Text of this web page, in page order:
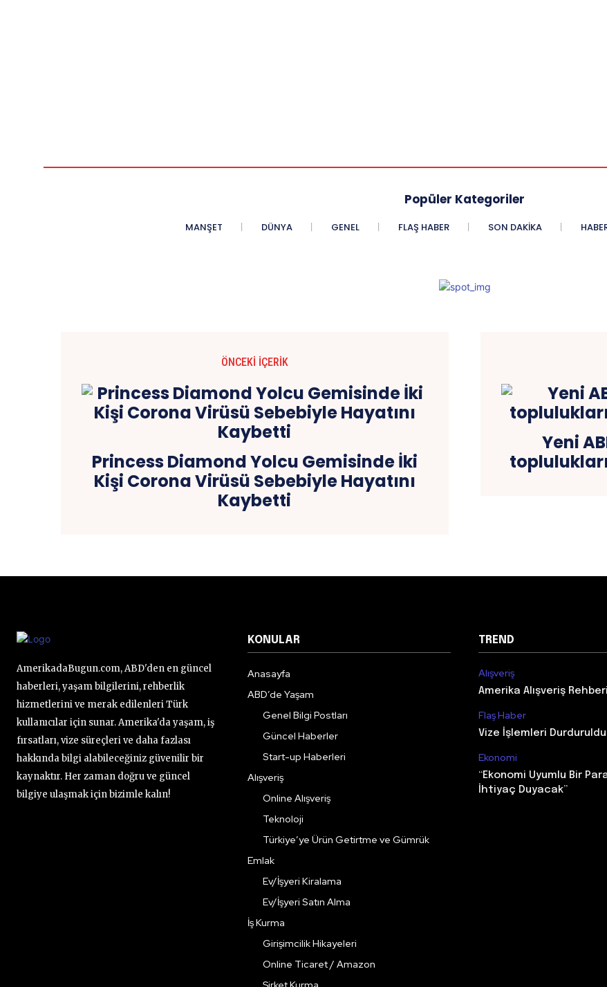
Popüler Kategoriler
MANŞET DÜNYA GENEL FLAŞ HABER SON DAKIKA
ÖNCEKI İÇERIK
Princess Diamond Yolcu Gemisinde İki
Kişi Corona Virüsü Sebebiyle Hayatını
Kaybetti
Yeni
AmerikadaBugun.com, ABD'den en güncel
haberleri, yaşam bilgilerini, rehberlik
hizmetlerini ve merak edilenleri Türk
kullanıcılar için sunar. Amerika'da yaşam, iş
fırsatları, vize süreçleri ve daha fazlası
hakkında bilgi alabileceğiniz güvenilir bir
kaynaktır. Her zaman doğru ve güncel
bilgiye ulaşmak için bizimle kalın!
KONULAR
Anasayfa
ABD’de Yaşam
Genel Bilgi Postları
Güncel Haberler
Start-up Haberleri
Alışveriş
Online Alışveriş
Teknoloji
Türkiye’ye Ürün Getirtme ve Gümrük
Emlak
Ev/İşyeri Kiralama
Ev/İşyeri Satın Alma
İş Kurma
Girişimcilik Hikayeleri
Online Ticaret / Amazon
TREND
Alışveriş
Amerika Alışveriş Rehberi
Flaş Haber
Vize İşlemleri Durduruldu
Ekonomi
“Ekonomi Uyumlu Bir
İhtiyaç Duyacak”